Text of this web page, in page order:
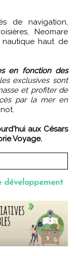
Neomare
haut de
en fonction des
exclusives sont
et profiter de
par la mer en
aux Césars
Voyage.
développement